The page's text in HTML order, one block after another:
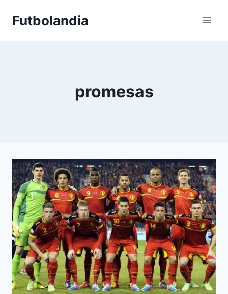
Futbolandia
promesas